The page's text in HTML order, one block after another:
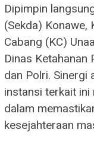
​Dipimpin
(Sekda) Konawe,
Cabang (KC)
Dinas Ketahanan
dan Polri. Sinergi
instansi terkait
dalam
kesejahteraan